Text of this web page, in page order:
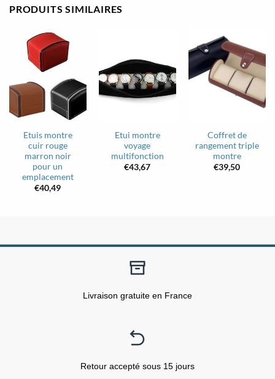
PRODUITS SIMILAIRES
Etuis montre
cuir rouge
marron noir
pour un
emplacement
€40,49
Etui montre
voyage
multifonction
€43,67
Coffret de
rangement triple
montre
€39,50
Livraison gratuite en France
Retour accepté sous 15 jours